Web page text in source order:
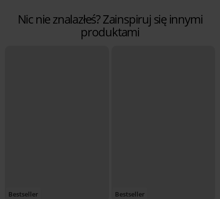
Nic nie znalazłeś? Zainspiruj się innymi
produktami
Bestseller Bestseller